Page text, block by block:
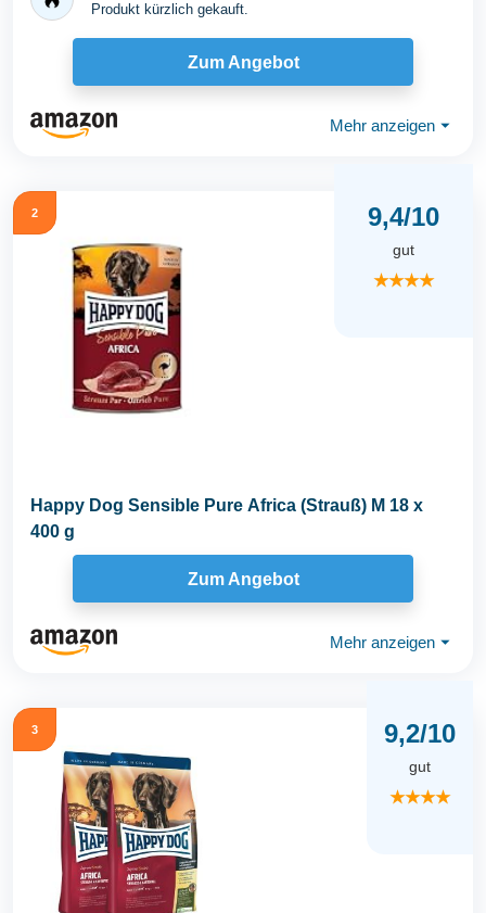
Produkt kürzlich gekauft.
Zum Angebot
Mehr anzeigen ⏷
2 9,4/10
gut
★★★★
Happy Dog Sensible Pure Africa (Strauß) M 18 x
400 g
Zum Angebot
Mehr anzeigen ⏷
3 9,2/10
gut
★★★★